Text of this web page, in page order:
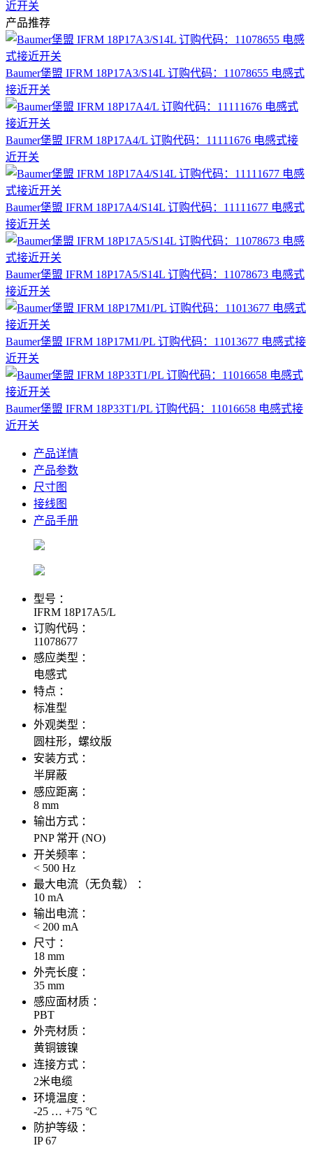
近开关
产品推荐
Baumer堡盟 IFRM 18P17A3/S14L 订购代码：11078655 电感式
接近开关
Baumer堡盟 IFRM 18P17A4/L 订购代码：11111676 电感式接
近开关
Baumer堡盟 IFRM 18P17A4/S14L 订购代码：11111677 电感式
接近开关
Baumer堡盟 IFRM 18P17A5/S14L 订购代码：11078673 电感式
接近开关
Baumer堡盟 IFRM 18P17M1/PL 订购代码：11013677 电感式接
近开关
Baumer堡盟 IFRM 18P33T1/PL 订购代码：11016658 电感式接
近开关
产品详情
产品参数
尺寸图
接线图
产品手册
型号 ：
IFRM 18P17A5/L
订购代码 ：
11078677
感应类型 ：
电感式
特点 ：
标准型
外观类型 ：
圆柱形，螺纹版
安装方式 ：
半屏蔽
感应距离 ：
8 mm
输出方式 ：
PNP 常开 (NO)
开关频率 ：
< 500 Hz
最大电流（无负载） ：
10 mA
输出电流 ：
< 200 mA
尺寸 ：
18 mm
外壳长度 ：
35 mm
感应面材质 ：
PBT
外壳材质 ：
黄铜镀镍
连接方式 ：
2米电缆
环境温度 ：
-25 … +75 °C
防护等级 ：
IP 67